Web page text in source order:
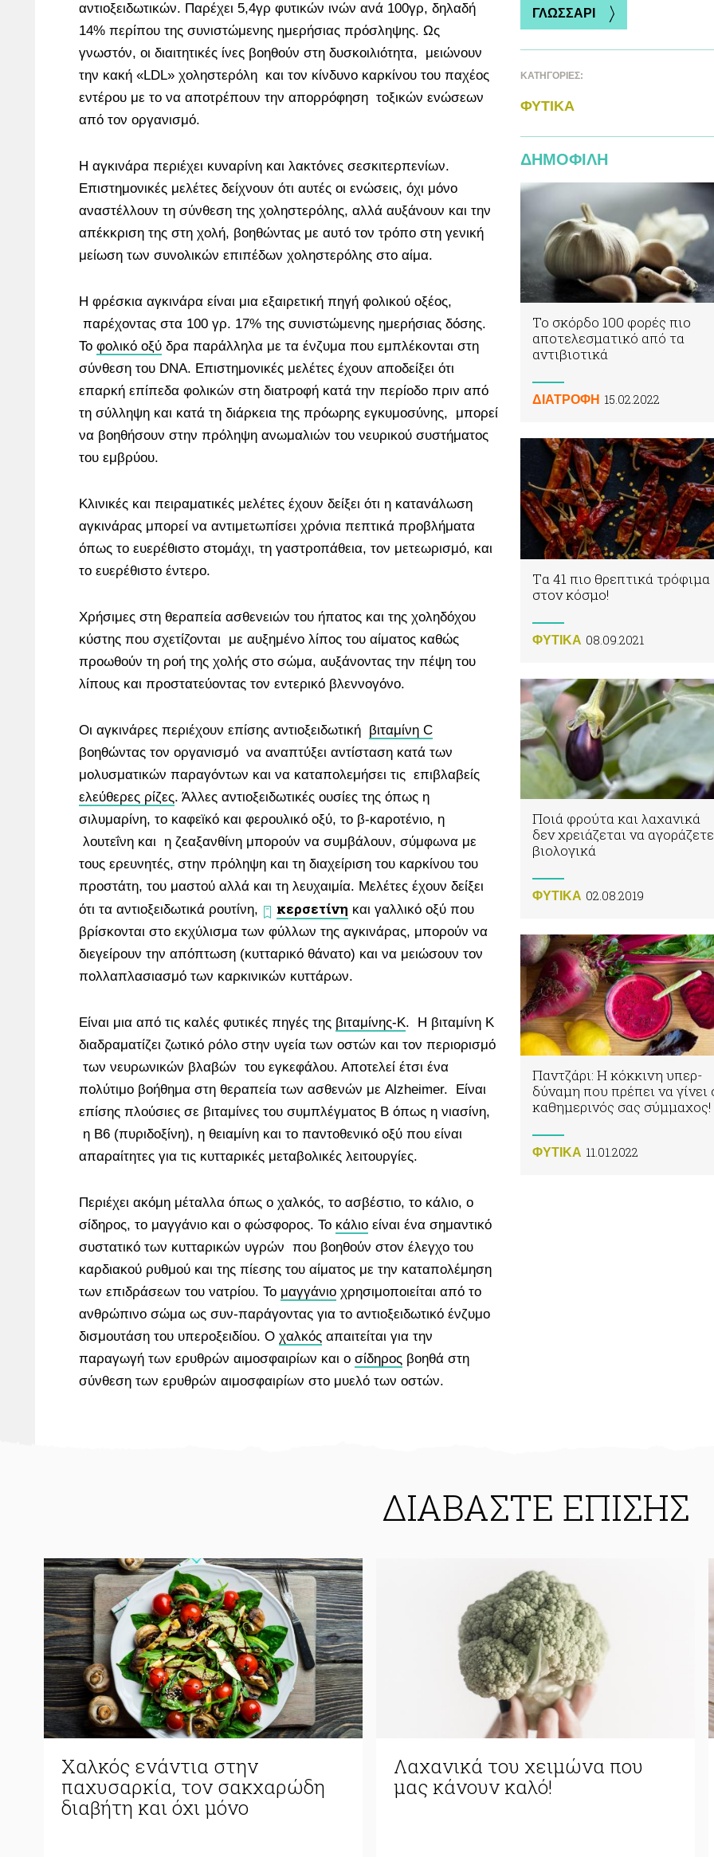
αντιοξειδωτικών. Παρέχει 5,4γρ φυτικών ινών ανά 100γρ, δηλαδή
14% περίπου της συνιστώμενης ημερήσιας πρόσληψης. Ως
γνωστόν, οι διαιτητικές ίνες βοηθούν στη δυσκοιλιότητα, μειώνουν
την κακή «LDL» χοληστερόλη και τον κίνδυνο καρκίνου του παχέος
εντέρου με το να αποτρέπουν την απορρόφηση τοξικών ενώσεων
από τον οργανισμό.
Η αγκινάρα περιέχει κυναρίνη και λακτόνες σεσκιτερπενίων.
Επιστημονικές μελέτες δείχνουν ότι αυτές οι ενώσεις, όχι μόνο
αναστέλλουν τη σύνθεση της χοληστερόλης, αλλά αυξάνουν και την
απέκκριση της στη χολή, βοηθώντας με αυτό τον τρόπο στη γενική
μείωση των συνολικών επιπέδων χοληστερόλης στο αίμα.
Η φρέσκια αγκινάρα είναι μια εξαιρετική πηγή φολικού οξέος,
παρέχοντας στα 100 γρ. 17% της συνιστώμενης ημερήσιας δόσης.
Το φολικό οξύ δρα παράλληλα με τα ένζυμα που εμπλέκονται στη
σύνθεση του DNA. Επιστημονικές μελέτες έχουν αποδείξει ότι
επαρκή επίπεδα φολικών στη διατροφή κατά την περίοδο πριν από
τη σύλληψη και κατά τη διάρκεια της πρόωρης εγκυμοσύνης, μπορεί
να βοηθήσουν στην πρόληψη ανωμαλιών του νευρικού συστήματος
του εμβρύου.
Κλινικές και πειραματικές μελέτες έχουν δείξει ότι η κατανάλωση
αγκινάρας μπορεί να αντιμετωπίσει χρόνια πεπτικά προβλήματα
όπως το ευερέθιστο στομάχι, τη γαστροπάθεια, τον μετεωρισμό, και
το ευερέθιστο έντερο.
Χρήσιμες στη θεραπεία ασθενειών του ήπατος και της χοληδόχου
κύστης που σχετίζονται με αυξημένο λίπος του αίματος καθώς
προωθούν τη ροή της χολής στο σώμα, αυξάνοντας την πέψη του
λίπους και προστατεύοντας τον εντερικό βλεννογόνο.
Οι αγκινάρες περιέχουν επίσης αντιοξειδωτική βιταμίνη C
βοηθώντας τον οργανισμό να αναπτύξει αντίσταση κατά των
μολυσματικών παραγόντων και να καταπολεμήσει τις επιβλαβείς
ελεύθερες ρίζες. Άλλες αντιοξειδωτικές ουσίες της όπως η
σιλυμαρίνη, το καφεϊκό και φερουλικό οξύ, το β-καροτένιο, η
λουτεΐνη και η ζεαξανθίνη μπορούν να συμβάλουν, σύμφωνα με
τους ερευνητές, στην πρόληψη και τη διαχείριση του καρκίνου του
προστάτη, του μαστού αλλά και τη λευχαιμία. Μελέτες έχουν δείξει
ότι τα αντιοξειδωτικά ρουτίνη,
κερσετίνη και γαλλικό οξύ που
βρίσκονται στο εκχύλισμα των φύλλων της αγκινάρας, μπορούν να
διεγείρουν την απόπτωση (κυτταρικό θάνατο) και να μειώσουν τον
πολλαπλασιασμό των καρκινικών κυττάρων.
Είναι μια από τις καλές φυτικές πηγές της βιταμίνης-K. Η βιταμίνη Κ
διαδραματίζει ζωτικό ρόλο στην υγεία των οστών και τον περιορισμό
των νευρωνικών βλαβών του εγκεφάλου. Αποτελεί έτσι ένα
πολύτιμο βοήθημα στη θεραπεία των ασθενών με Alzheimer. Είναι
επίσης πλούσιες σε βιταμίνες του συμπλέγματος Β όπως η νιασίνη,
η Β6 (πυριδοξίνη), η θειαμίνη και το παντοθενικό οξύ που είναι
απαραίτητες για τις κυτταρικές μεταβολικές λειτουργίες.
Περιέχει ακόμη μέταλλα όπως ο χαλκός, το ασβέστιο, το κάλιο, ο
σίδηρος, το μαγγάνιο και ο φώσφορος. Το κάλιο είναι ένα σημαντικό
συστατικό των κυτταρικών υγρών που βοηθούν στον έλεγχο του
καρδιακού ρυθμού και της πίεσης του αίματος με την καταπολέμηση
των επιδράσεων του νατρίου. Το μαγγάνιο χρησιμοποιείται από το
ανθρώπινο σώμα ως συν-παράγοντας για το αντιοξειδωτικό ένζυμο
δισμουτάση του υπεροξειδίου. Ο χαλκός απαιτείται για την
παραγωγή των ερυθρών αιμοσφαιρίων και ο σίδηρος βοηθά στη
σύνθεση των ερυθρών αιμοσφαιρίων στο μυελό των οστών.
ΓΛΩΣΣΑΡΙ
ΚΑΤΗΓΟΡΙΕΣ:
ΦΥΤΙΚA
ΔΗΜΟΦΙΛΗ
Το σκόρδο 100 φορές πιο
αποτελεσματικό από τα
αντιβιοτικά
ΔΙΑΤΡΟΦΗ 15.02.2022
Tα 41 πιο θρεπτικά τρόφιμα
στον κόσμο!
ΦΥΤΙΚA 08.09.2021
Ποιά φρούτα και λαχανικά
δεν χρειάζεται να αγοράζετε
βιολογικά
ΦΥΤΙΚA 02.08.2019
Παντζάρι: Η κόκκινη υπερ-
δύναμη που πρέπει να γίνει
καθημερινός σας σύμμαχος!
ΦΥΤΙΚA 11.01.2022
ΔΙΑΒΑΣΤΕ ΕΠΙΣΗΣ
Χαλκός ενάντια στην
παχυσαρκία, τον σακχαρώδη
διαβήτη και όχι μόνο
Λαχανικά του χειμώνα που
μας κάνουν καλό!